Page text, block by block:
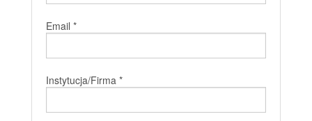
Email *
Instytucja/Firma *